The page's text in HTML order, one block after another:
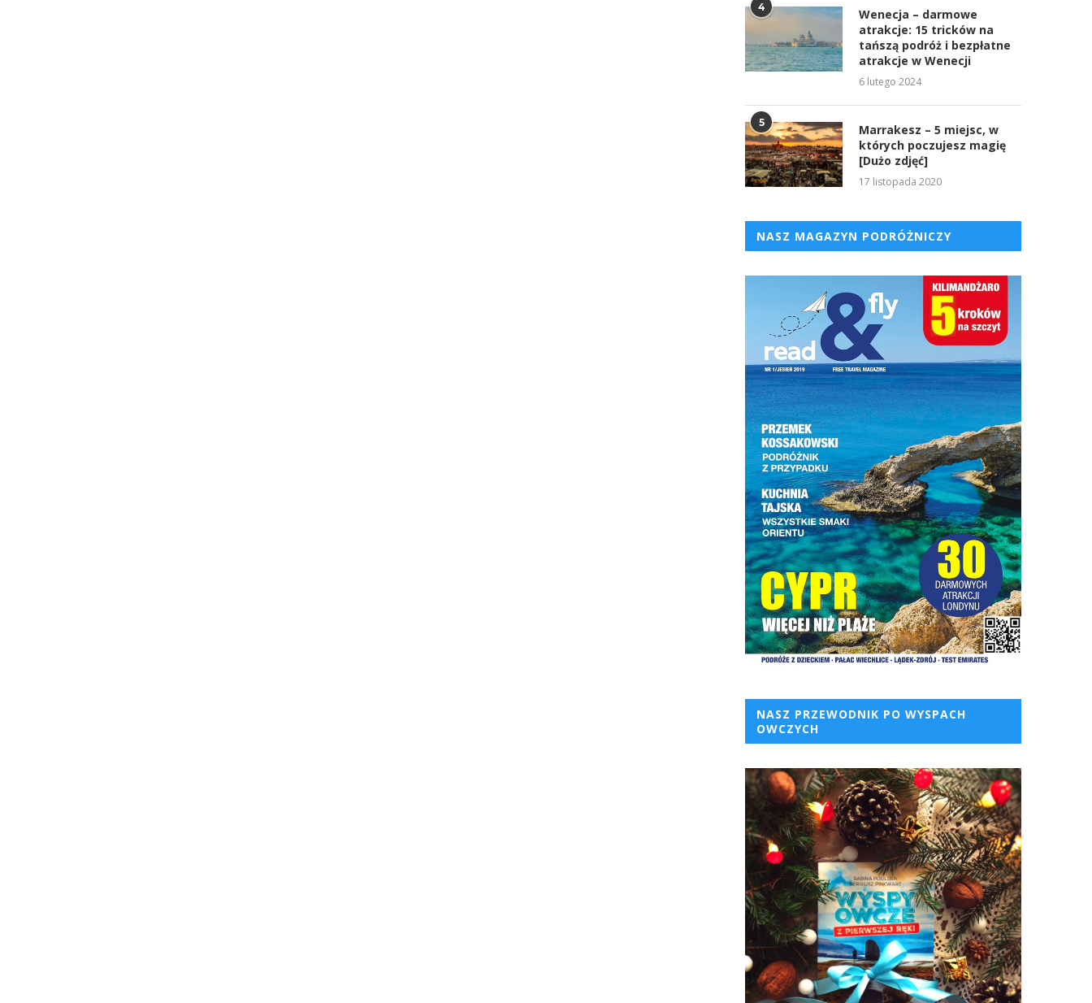
4
Wenecja – darmowe
atrakcje: 15 tricków na
tańszą podróż i bezpłatne
atrakcje w Wenecji
6 lutego 2024
5
Marrakesz – 5 miejsc, w
których poczujesz magię
[Dużo zdjęć]
17 listopada 2020
NASZ MAGAZYN PODRÓŻNICZY
NASZ PRZEWODNIK PO WYSPACH
OWCZYCH